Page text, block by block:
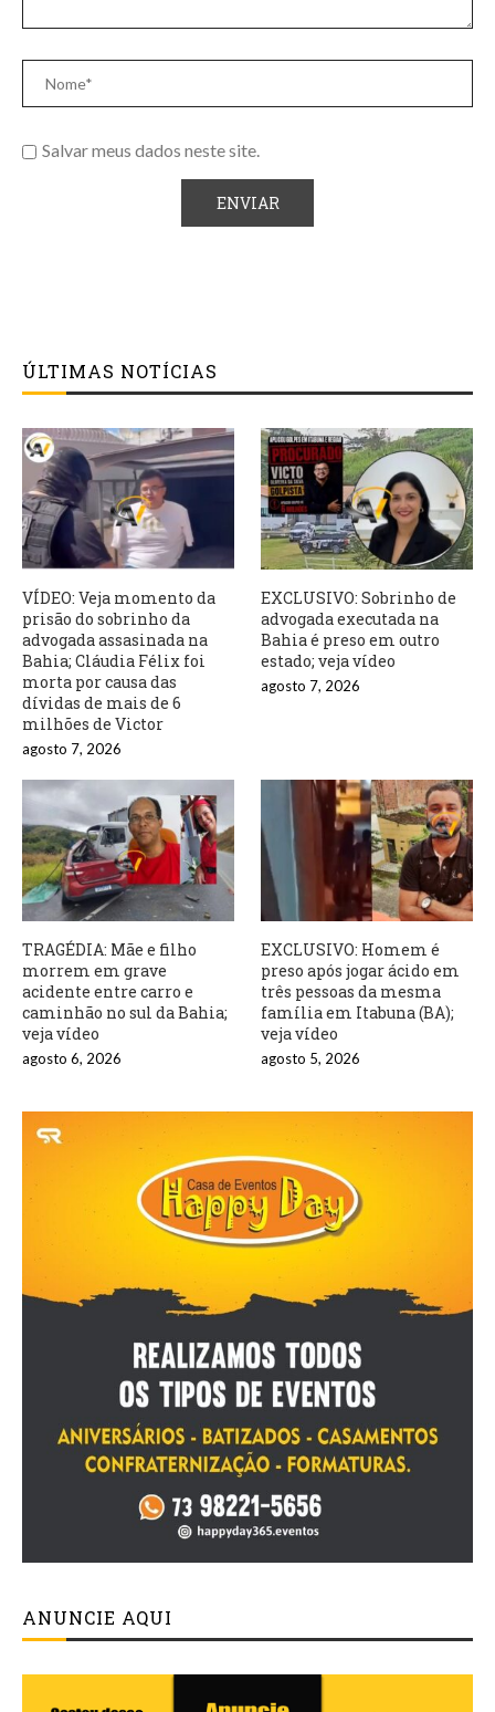
Salvar meus dados neste site.
ÚLTIMAS NOTÍCIAS
VÍDEO: Veja momento da
prisão do sobrinho da
advogada assasinada na
Bahia; Cláudia Félix foi
morta por causa das
dívidas de mais de 6
milhões de Victor
agosto 7, 2026
EXCLUSIVO: Sobrinho de
advogada executada na
Bahia é preso em outro
estado; veja vídeo
agosto 7, 2026
TRAGÉDIA: Mãe e filho
morrem em grave
acidente entre carro e
caminhão no sul da Bahia;
veja vídeo
agosto 6, 2026
EXCLUSIVO: Homem é
preso após jogar ácido em
três pessoas da mesma
família em Itabuna (BA);
veja vídeo
agosto 5, 2026
ANUNCIE AQUI